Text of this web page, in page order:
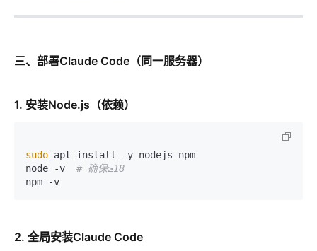
三、部署Claude Code（同一服务器）
1. 安装Node.js（依赖）
sudo apt install -y nodejs npm
node -v # 确保≥18
2. 全局安装Claude Code